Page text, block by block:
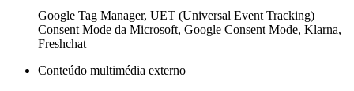
Google Tag Manager, UET (Universal Event Tracking)
Consent Mode da Microsoft, Google Consent Mode, Klarna,
Freshchat
Conteúdo multimédia externo